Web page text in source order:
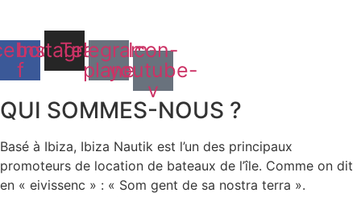
f
Instagram
Telegram-
plane
Icon-
youtube-
v
QUI SOMMES-NOUS ?
Basé à Ibiza, Ibiza Nautik est l’un des principaux
promoteurs de location de bateaux de l’île. Comme on dit
en « eivissenc » : « Som gent de sa nostra terra ».